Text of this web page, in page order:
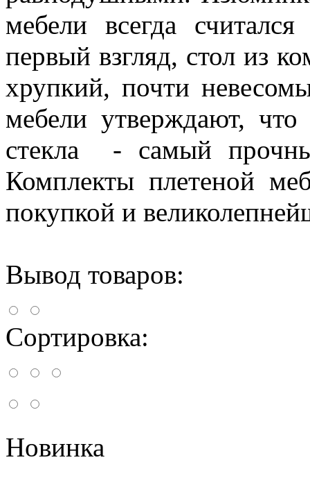
мебели всегда
первый взгляд, стол из
хрупкий, почти
мебели утверждают,
стекла - самый
Комплекты плетеной
покупкой и
Вывод товаров:
Сортировка:
Новинка